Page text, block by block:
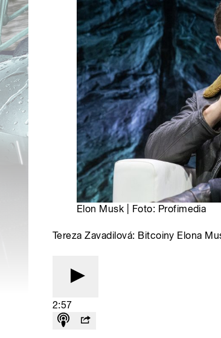
Elon Musk | Foto: Profimedia
Tereza Zavadilová: Bitcoiny Elona
2:57